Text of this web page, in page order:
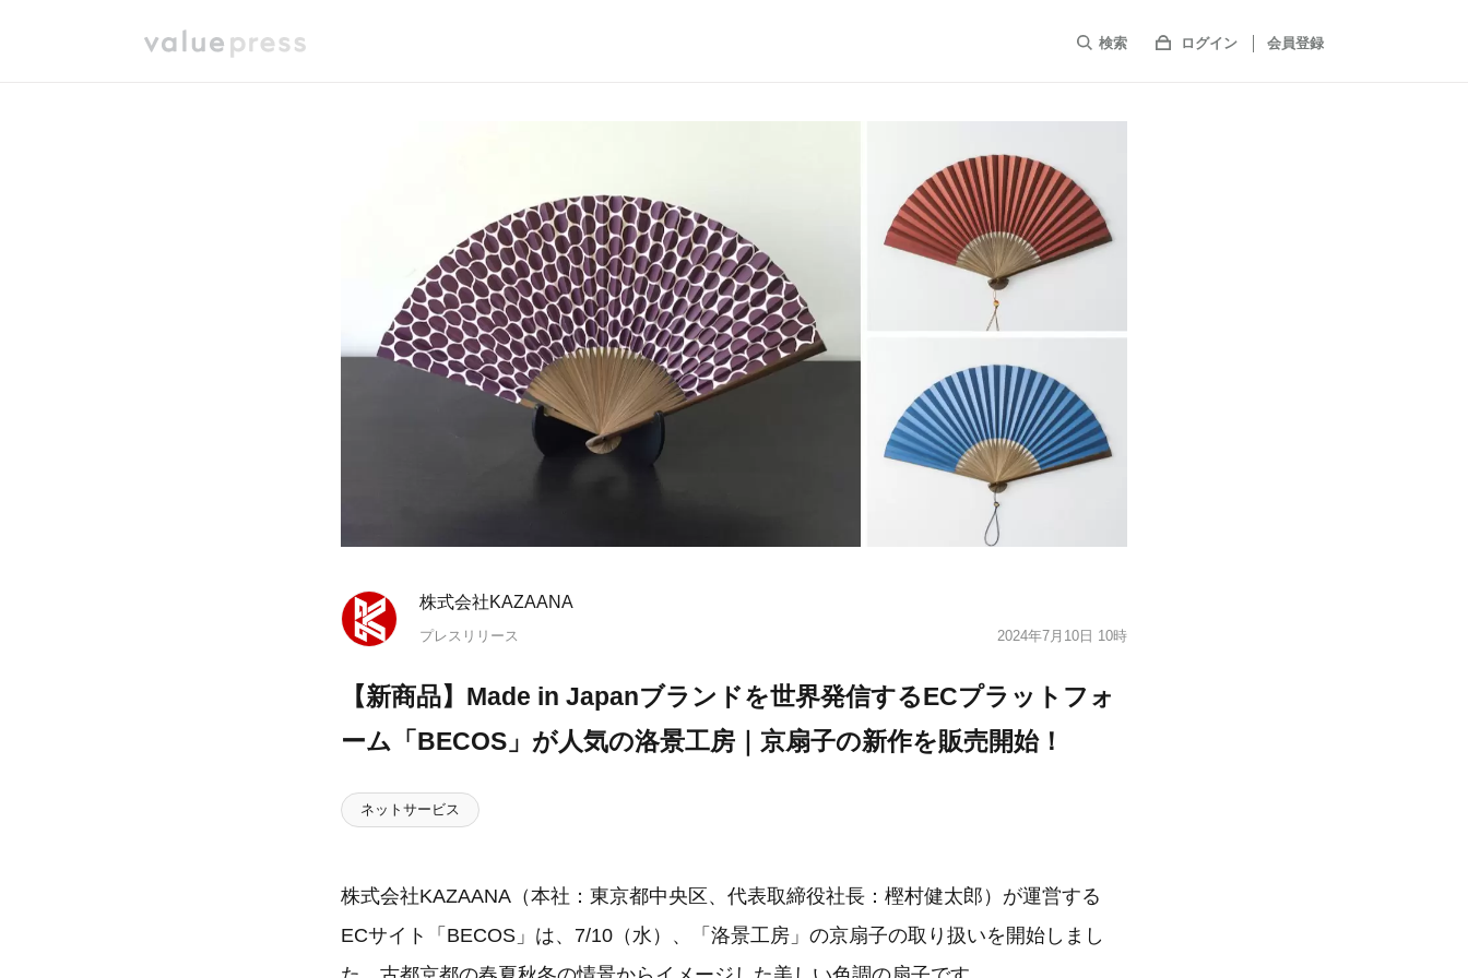
検索 ログイン 会員登録
株式会社KAZAANA
プレスリリース 2024年7月10日 10時
【新商品】Made in Japanブランドを世界発信するECプラットフォ
ーム「BECOS」が人気の洛景工房｜京扇子の新作を販売開始！
ネットサービス
株式会社KAZAANA（本社：東京都中央区、代表取締役社長：樫村健太郎）が運営する
ECサイト「BECOS」は、7/10（水）、「洛景工房」の京扇子の取り扱いを開始しまし